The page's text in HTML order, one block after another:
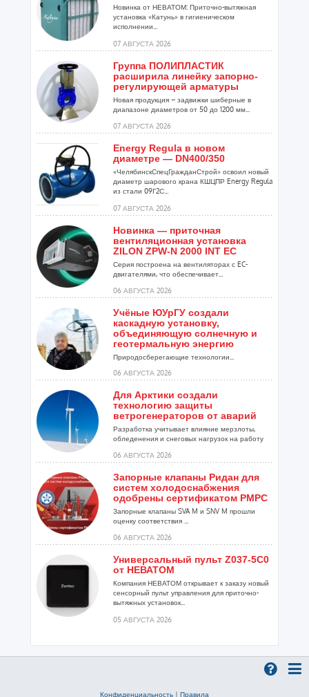
Новинка от НЕВАТОМ: Приточно-вытяжная
установка «Катунь» в гигиеническом
исполнении...
07 АВГУСТА 2026
Группа ПОЛИПЛАСТИК
расширила линейку запорно-
регулирующей арматуры
Новая продукция – задвижки шиберные в
диапазоне диаметров от 50 до 1200 мм...
07 АВГУСТА 2026
Energy Regula в новом
диаметре — DN400/350
«ЧелябинскСпецГражданСтрой» освоил новый
диаметр шарового крана КШЦПР Energy Regula
из стали 09Г2С...
07 АВГУСТА 2026
Новинка — приточная
вентиляционная установка
ZILON ZPW-N 2000 INT EC
Серия построена на вентиляторах с EC-
двигателями, что обеспечивает...
06 АВГУСТА 2026
Учёные ЮУрГУ создали
каскадную установку,
объединяющую солнечную и
геотермальную энергию
Природосберегающие технологии...
06 АВГУСТА 2026
Для Арктики создали
технологию защиты
ветрогенераторов от аварий
Разработка учитывает влияние мерзлоты,
обледенения и снеговых нагрузок на работу
06 АВГУСТА 2026
Запорные клапаны Ридан для
систем холодоснабжения
одобрены сертификатом РМРС
Запорные клапаны SVA M и SNV M прошли
оценку соответствия ...
06 АВГУСТА 2026
Универсальный пульт Z037-5C0
от НЕВАТОМ
Компания НЕВАТОМ открывает к заказу новый
сенсорный пульт управления для приточно-
вытяжных установок...
05 АВГУСТА 2026
расширения ...
Конфиденциальность | Правила